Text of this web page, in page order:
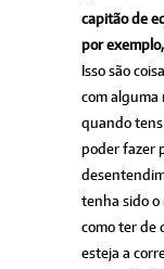
capitão de
por
Isso são
com alguma
quando
poder fazer
tenha sido o
como ter de
esteja a